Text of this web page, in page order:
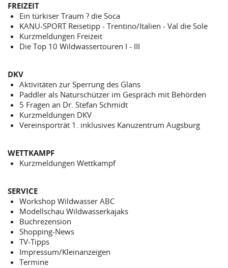
FREIZEIT
Ein türkiser Traum ? die Soca
KANU-SPORT Reisetipp - Trentino/Italien - Val die Sole
Kurzmeldungen Freizeit
Die Top 10 Wildwassertouren I - III
DKV
Aktivitäten zur Sperrung des Glans
Paddler als Naturschützer im Gespräch mit Behörden
5 Fragen an Dr. Stefan Schmidt
Kurzmeldungen DKV
Vereinsporträt 1. inklusives Kanuzentrum Augsburg
WETTKAMPF
Kurzmeldungen Wettkampf
SERVICE
Workshop Wildwasser ABC
Modellschau Wildwasserkajaks
Buchrezension
Shopping-News
TV-Tipps
Impressum/Kleinanzeigen
Termine